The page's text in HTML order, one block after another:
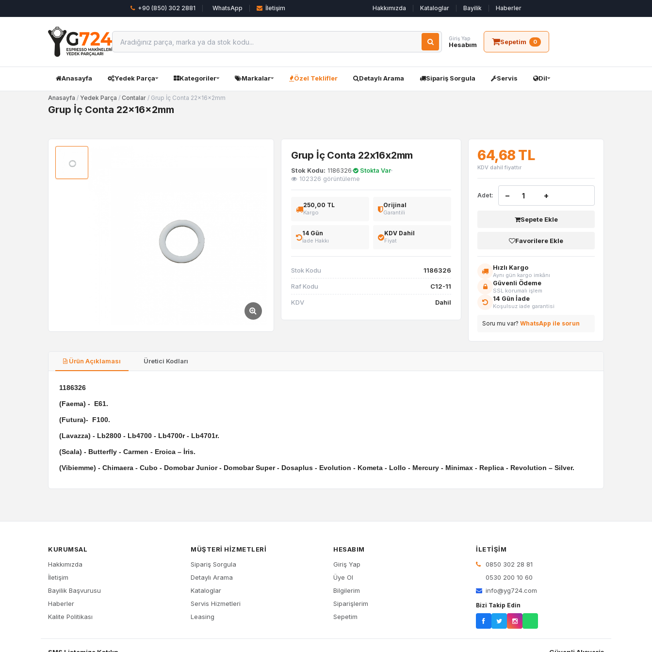
+90 (850) 302 2881 WhatsApp İletişim Hakkımızda Kataloglar Bayilik Haberler
Giriş Yap
Hesabım Sepetim 0
Anasayfa Yedek Parça Kategoriler Markalar Özel Teklifler Detaylı Arama Sipariş Sorgula Servis Dil
Anasayfa / Yedek Parça / Contalar / Grup İç Conta 22x16x2mm
Grup İç Conta 22x16x2mm
Grup İç Conta 22x16x2mm
Stok Kodu: 1186326
Stokta Var
102326 görüntüleme
250,00 TL
Kargo
Orijinal
Garantili
14 Gün
İade Hakkı
KDV Dahil
Fiyat
Stok Kodu 1186326
Raf Kodu C12-11
KDV Dahil
64,68 TL
KDV dahil fiyattır
Adet: − +
Sepete Ekle
Favorilere Ekle
Hızlı Kargo
Aynı gün kargo imkânı
Güvenli Ödeme
SSL korumalı işlem
14 Gün İade
Koşulsuz iade garantisi
Soru mu var?WhatsApp ile sorun
Ürün Açıklaması Üretici Kodları
1186326
(Faema) - E61.
(Futura)- F100.
(Lavazza) - Lb2800 - Lb4700 - Lb4700r - Lb4701r.
(Scala) - Butterfly - Carmen - Eroica – İris.
(Vibiemme) - Chimaera - Cubo - Domobar Junior - Domobar Super - Dosaplus - Evolution - Kometa - Lollo - Mercury - Minimax - Replica - Revolution – Silver.
KURUMSAL
Hakkımızda
İletişim
Bayilik Başvurusu
Haberler
Kalite Politikası
MÜŞTERI HIZMETLERI
Sipariş Sorgula
Detaylı Arama
Kataloglar
Servis Hizmetleri
Leasing
HESABIM
Giriş Yap
Üye Ol
Bilgilerim
Siparişlerim
Sepetim
İLETIŞIM
0850 302 28 81
0530 200 10 60
info@yg724.com
Bizi Takip Edin